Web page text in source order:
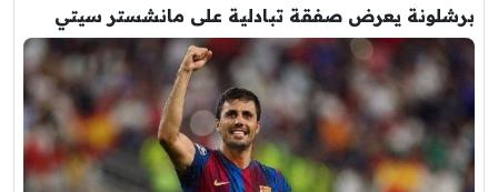
برشلونة يعرض صفقة تبادلية على مانشستر سيتي